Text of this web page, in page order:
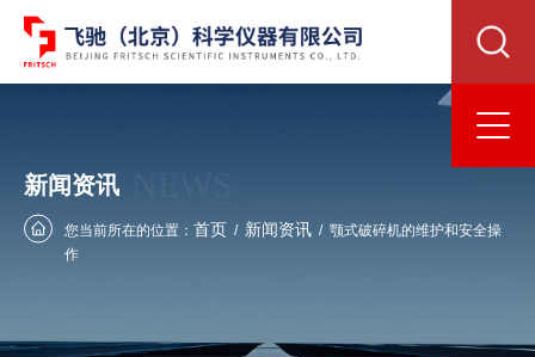
新闻资讯
您当前所在的位置： 首页 / 新闻资讯 / 颚式破碎机的维护和安全操
作